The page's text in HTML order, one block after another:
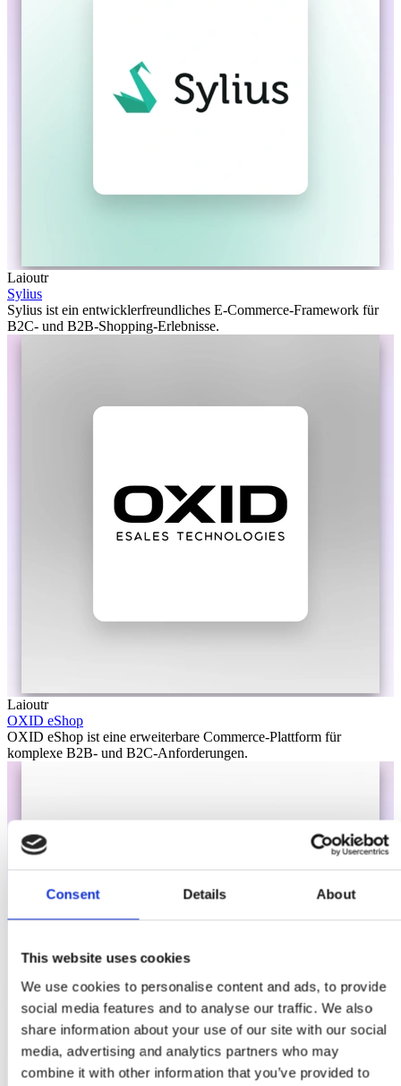
Consent Details About
This website uses cookies
We use cookies to personalise content and ads, to provide
social media features and to analyse our traffic. We also
share information about your use of our site with our social
media, advertising and analytics partners who may
combine it with other information that you’ve provided to
Laioutr
Sylius
Sylius ist ein entwicklerfreundliches E-Commerce-Framework für
B2C- und B2B-Shopping-Erlebnisse.
Laioutr
OXID eShop
OXID eShop ist eine erweiterbare Commerce-Plattform für
komplexe B2B- und B2C-Anforderungen.